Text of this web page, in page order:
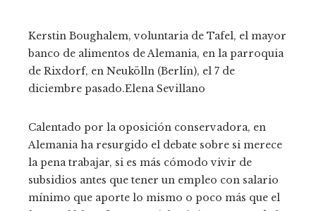
Kerstin Boughalem, voluntaria de Tafel, el mayor
banco de alimentos de Alemania, en la parroquia
de Rixdorf, en Neukölln (Berlín), el 7 de
diciembre pasado.Elena Sevillano
Calentado por la oposición conservadora, en
Alemania ha resurgido el debate sobre si merece
la pena trabajar, si es más cómodo vivir de
subsidios antes que tener un empleo con salario
mínimo que aporte lo mismo o poco más que el